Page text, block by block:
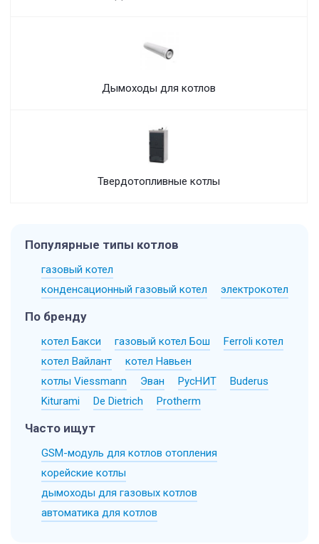
Дымоходы для котлов
Твердотопливные котлы
Популярные типы котлов
газовый котел
конденсационный газовый котел
электрокотел
По бренду
котел Бакси газовый котел Бош
Ferroli котел
котел Вайлант
котел Навьен
котлы Viessmann
Эван РусНИТ
Buderus
Kiturami
De Dietrich Protherm
Часто ищут
GSM-модуль для котлов отопления
корейские котлы
дымоходы для газовых котлов
автоматика для котлов